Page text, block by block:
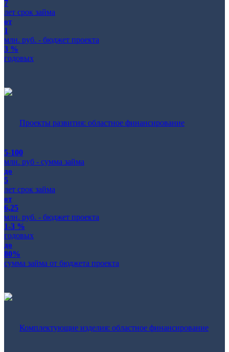
7
лет срок займа
от
1
млн. руб. - бюджет проекта
3 %
годовых
Проекты развития: областное финансирование
5-100
млн. руб - сумма займа
до
5
лет срок займа
от
6,25
млн. руб. - бюджет проекта
1-3 %
годовых
до
80%
сумма займа от бюджета проекта
Комплектующие изделия: областное финансирование